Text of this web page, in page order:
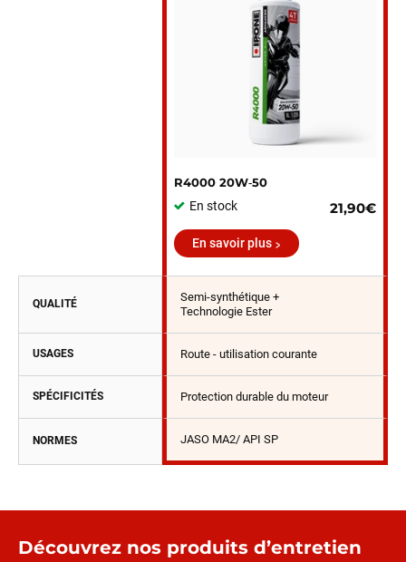
R4000 20W‑50
En stock
21,90€
En savoir plus
QUALITÉ
Semi-synthétique +
Technologie Ester
USAGES Route - utilisation courante
SPÉCIFICITÉS Protection durable du moteur
NORMES JASO MA2/ API SP
Découvrez nos produits d’entretien